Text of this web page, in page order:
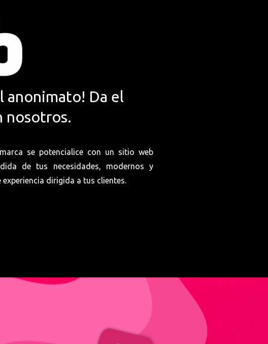
anonimato! Da el
nosotros.
se potencialice con un sitio web
de tus necesidades, modernos y
dirigida a tus clientes.